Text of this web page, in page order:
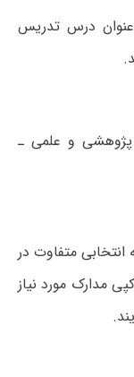
عنوان درس تدریس
پژوهشی و علمی ـ
متفاوت در
مدارک مورد نیاز